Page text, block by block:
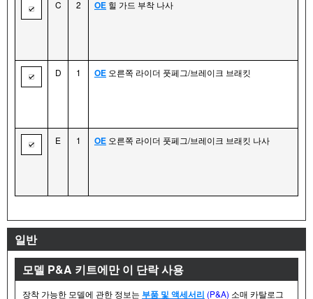
C 2 OE 힐 가드 부착 나사
D 1 OE 오른쪽 라이더 풋페그/브레이크 브래킷
E 1 OE 오른쪽 라이더 풋페그/브레이크 브래킷 나사
일반
모델 P&A 키트에만 이 단락 사용
장착 가능한 모델에 관한 정보는 부품 및 액세서리 (P&A) 소매 카탈로그